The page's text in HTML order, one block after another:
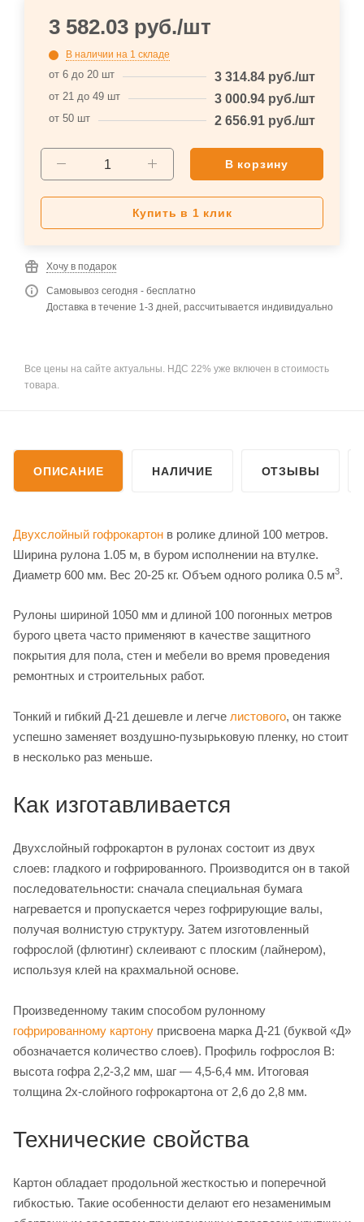
3 582.03 руб./шт
В наличии на 1 складе
от 6 до 20 шт 3 314.84 руб./шт
от 21 до 49 шт 3 000.94 руб./шт
от 50 шт 2 656.91 руб./шт
В корзину
Купить в 1 клик
Хочу в подарок
Самовывоз сегодня - бесплатно
Доставка в течение 1-3 дней, рассчитывается индивидуально
Все цены на сайте актуальны. НДС 22% уже включен в стоимость
товара.
ОПИСАНИЕ НАЛИЧИЕ ОТЗЫВЫ
Двухслойный гофрокартон в ролике длиной 100 метров.
Ширина рулона 1.05 м, в буром исполнении на втулке.
Диаметр 600 мм. Вес 20-25 кг. Объем одного ролика 0.5 м3.
Рулоны шириной 1050 мм и длиной 100 погонных метров
бурого цвета часто применяют в качестве защитного
покрытия для пола, стен и мебели во время проведения
ремонтных и строительных работ.
Тонкий и гибкий Д-21 дешевле и легче листового, он также
успешно заменяет воздушно-пузырьковую пленку, но стоит
в несколько раз меньше.
Как изготавливается
Двухслойный гофрокартон в рулонах состоит из двух
слоев: гладкого и гофрированного. Производится он в такой
последовательности: сначала специальная бумага
нагревается и пропускается через гофрирующие валы,
получая волнистую структуру. Затем изготовленный
гофрослой (флютинг) склеивают с плоским (лайнером),
используя клей на крахмальной основе.
Произведенному таким способом рулонному
гофрированному картону присвоена марка Д-21 (буквой «Д»
обозначается количество слоев). Профиль гофрослоя В:
высота гофра 2,2-3,2 мм, шаг — 4,5-6,4 мм. Итоговая
толщина 2х-слойного гофрокартона от 2,6 до 2,8 мм.
Технические свойства
Картон обладает продольной жесткостью и поперечной
гибкостью. Такие особенности делают его незаменимым